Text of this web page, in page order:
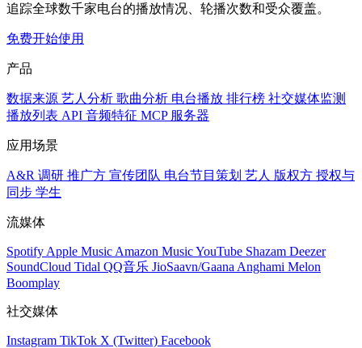
追踪全球数千家电台的播放情况、轮播次数和受众覆盖。
免费开始使用
产品
数据来源 艺人分析 歌曲分析 电台播放 排行榜 社交媒体监测
播放列表 API 音频特征 MCP 服务器
应用场景
A&R 调研 推广方 宣传团队 电台节目策划 艺人 版权方 授权与
同步 学生
流媒体
Spotify Apple Music Amazon MusicYouTube Shazam Deezer
SoundCloud Tidal QQ音乐 JioSaavn/Gaana Anghami Melon
Boomplay
社交媒体
Instagram TikTok X (Twitter) Facebook